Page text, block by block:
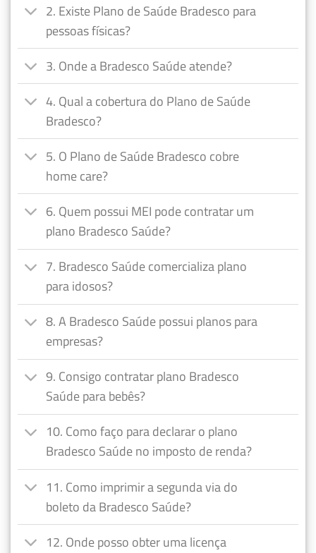
2. Existe Plano de Saúde Bradesco para
pessoas físicas?
3. Onde a Bradesco Saúde atende?
4. Qual a cobertura do Plano de Saúde
Bradesco?
5. O Plano de Saúde Bradesco cobre
home care?
6. Quem possui MEI pode contratar um
plano Bradesco Saúde?
7. Bradesco Saúde comercializa plano
para idosos?
8. A Bradesco Saúde possui planos para
empresas?
9. Consigo contratar plano Bradesco
Saúde para bebês?
10. Como faço para declarar o plano
Bradesco Saúde no imposto de renda?
11. Como imprimir a segunda via do
boleto da Bradesco Saúde?
12. Onde posso obter uma licença